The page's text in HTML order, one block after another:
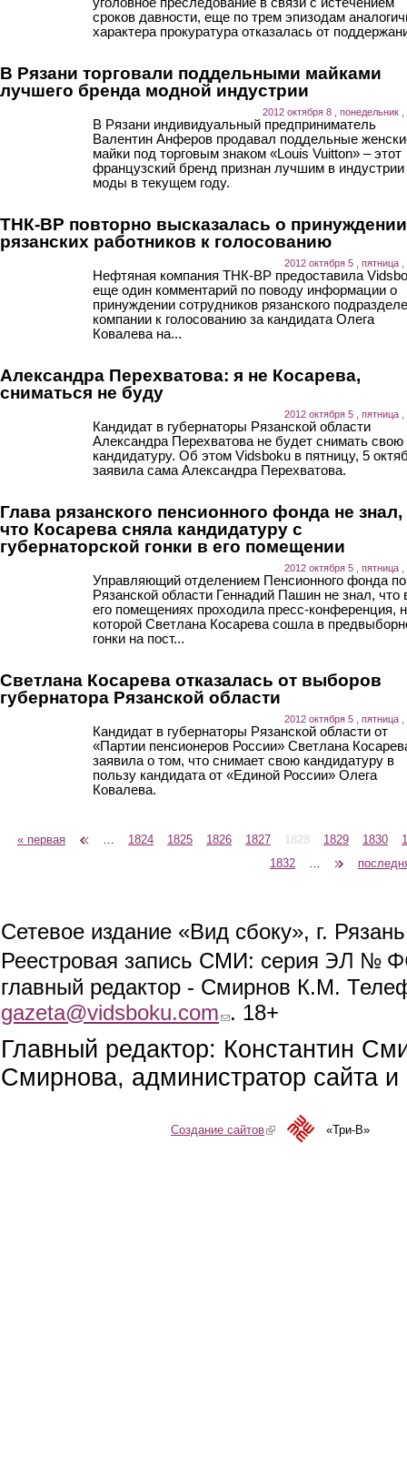
сроков давности, еще по трем эпизодам
характера прокуратура отказалась от
В Рязани торговали поддельными майками
лучшего бренда модной индустрии
2012 октября 8 , понедельник ,
В Рязани индивидуальный предприниматель
Валентин Анферов продавал поддельные
майки под торговым знаком «Louis Vuitton» – этот
французский бренд признан лучшим в индустрии
моды в текущем году.
ТНК-BP повторно высказалась о принуждении
рязанских работников к голосованию
2012 октября 5 , пятница ,
Нефтяная компания ТНК-BP предоставила
еще один комментарий по поводу информации о
принуждении сотрудников рязанского
компании к голосованию за кандидата Олега
Ковалева на...
Александра Перехватова: я не Косарева,
сниматься не буду
2012 октября 5 , пятница ,
Кандидат в губернаторы Рязанской области
Александра Перехватова не будет снимать свою
кандидатуру. Об этом Vidsboku в пятницу, 5
заявила сама Александра Перехватова.
Глава рязанского пенсионного фонда не знал,
что Косарева сняла кандидатуру с
губернаторской гонки в его помещении
2012 октября 5 , пятница ,
Управляющий отделением Пенсионного фонда по
Рязанской области Геннадий Пашин не знал, что
его помещениях проходила пресс-конференция,
которой Светлана Косарева сошла в
гонки на пост...
Светлана Косарева отказалась от выборов
губернатора Рязанской области
2012 октября 5 , пятница ,
Кандидат в губернаторы Рязанской области от
«Партии пенсионеров России» Светлана
заявила о том, что снимает свою кандидатуру в
пользу кандидата от «Единой России» Олега
Ковалева.
Страницы
« первая 1824 1825 1826 1827 1828 1829 1830
1832
Сетевое издание «Вид сбоку», г.
Реестровая запись СМИ: серия ЭЛ №
главный редактор - Смирнов К.М.
gazeta@vidsboku.com (link sends e-mail)
. 18+
Главный редактор: Константин
Смирнова, администратор сайта
Создание сайтов(link is external)«Три-В»